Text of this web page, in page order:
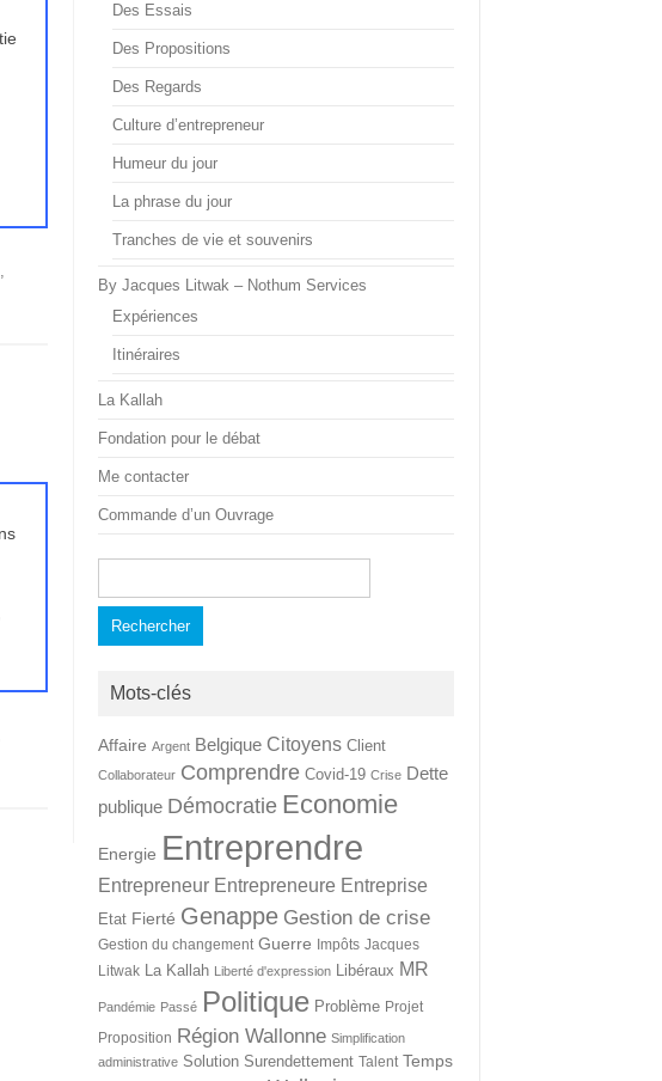
,
Des Essais
Des Propositions
Des Regards
Culture d’entrepreneur
Humeur du jour
La phrase du jour
Tranches de vie et souvenirs
By Jacques Litwak – Nothum Services
Expériences
Itinéraires
La Kallah
Fondation pour le débat
Me contacter
Commande d’un Ouvrage
Mots-clés
Affaire Argent Belgique Citoyens Client
Collaborateur Comprendre Covid-19 Crise Dette
publique Démocratie Economie
Energie Entreprendre
Entrepreneur Entrepreneure Entreprise
Etat Fierté Genappe Gestion de crise
Gestion du changement Guerre Impôts Jacques
Litwak La Kallah Liberté d'expression Libéraux MR
Pandémie Passé Politique Problème Projet
Proposition Région Wallonne Simplification
administrative Solution Surendettement Talent Temps